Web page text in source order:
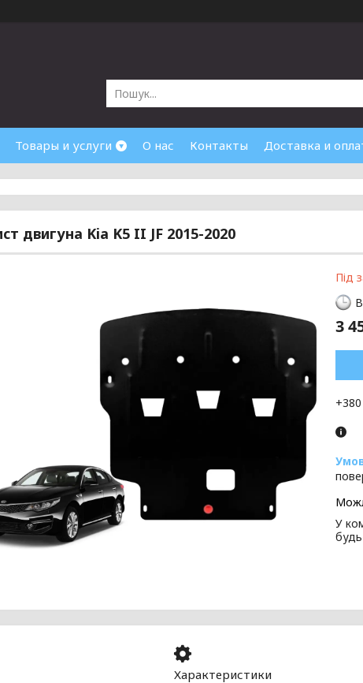
Товары и услуги О нас Контакты Доставка и
двигуна Kia K5 II JF 2015-2020
Під
3
У
Характеристики